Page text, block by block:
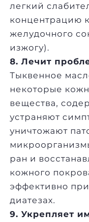
легкий
концентрацию
желудочного
изжогу).
8. Лечит
Тыквенное
некоторые
вещества,
устраняют
уничтожают
ран и
кожного
эффективно при
диатезах.
9. Укрепляет